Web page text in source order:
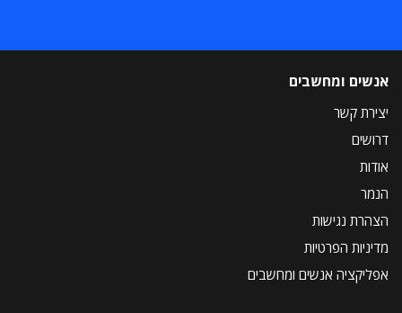
אנשים ומחשבים
יצירת קשר
דרושים
אודות
הנמר
הצהרת נגישות
מדיניות הפרטיות
אפליקציה אנשים ומחשבים